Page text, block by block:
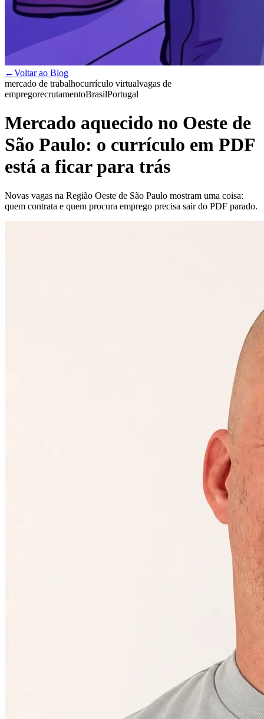
←Voltar ao Blog
mercado de trabalhocurrículo virtualvagas de
empregorecrutamentoBrasilPortugal
Mercado aquecido no Oeste de
São Paulo: o currículo em PDF
está a ficar para trás
Novas vagas na Região Oeste de São Paulo mostram uma coisa:
quem contrata e quem procura emprego precisa sair do PDF parado.